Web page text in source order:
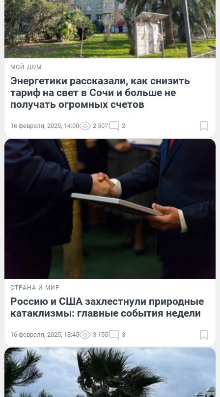
МОЙ ДОМ
Энергетики рассказали, как снизить
тариф на свет в Сочи и больше не
получать огромных счетов
16 февраля, 2025, 14:00 2 507 2
СТРАНА И МИР
Россию и США захлестнули природные
катаклизмы: главные события недели
16 февраля, 2025, 13:45 3 155 3